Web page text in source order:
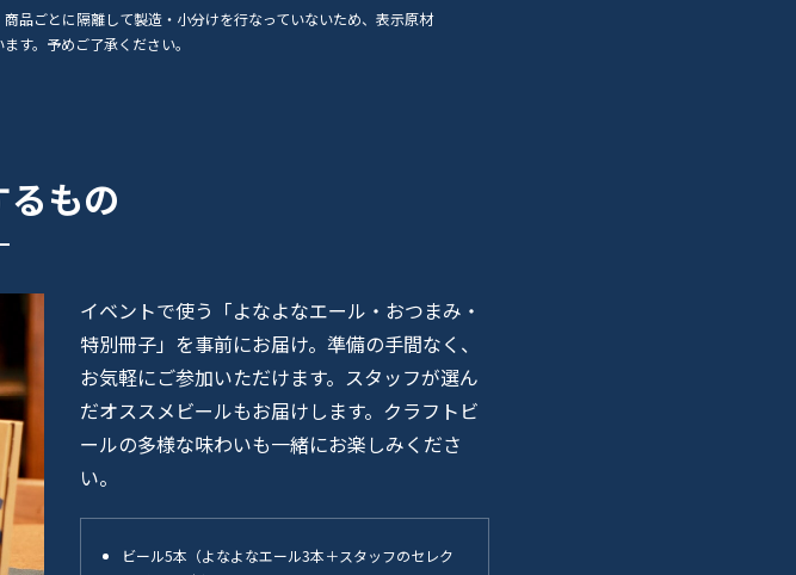
品ごとに隔離して製造・小分けを行なっていないため、表示原材
す。予めご了承ください。
もの
イベントで使う「よなよなエール・おつまみ・
特別冊子」を事前にお届け。準備の手間なく、
お気軽にご参加いただけます。スタッフが選ん
だオススメビールもお届けします。クラフトビ
ールの多様な味わいも一緒にお楽しみくださ
い。
ビール5本（よなよなエール3本＋スタッフのセレク